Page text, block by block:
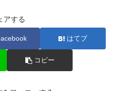
アする
はてブ
コピー